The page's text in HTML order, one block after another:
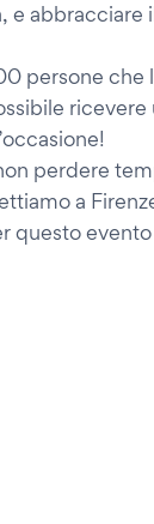
e abbracciare
persone che
perdere
a
questo